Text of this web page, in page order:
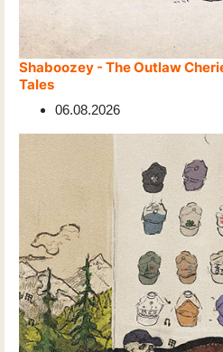
Shaboozey - The Outlaw
Tales
06.08.2026